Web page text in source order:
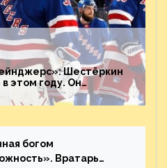
Шестёркин
этом году. Он
богом
Вратарь